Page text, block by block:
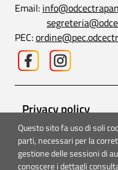
Questo sito fa uso di soli
parti, necessari per la
gestione delle sessioni di
conoscere i dettagli
Email:
PEC:
Privacy policy
Cookie policy
Accessibilità